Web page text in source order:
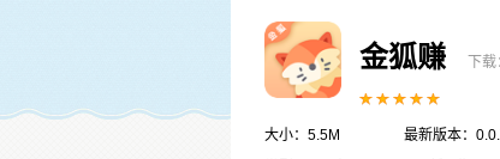
金狐赚 下
大小：5.5M 最新版本：